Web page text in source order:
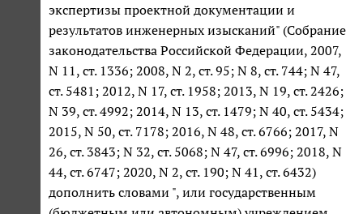
экспертизы проектной документации и
результатов инженерных изысканий" (Собрание
законодательства Российской Федерации, 2007,
N 11, ст. 1336; 2008, N 2, ст. 95; N 8, ст. 744; N 47,
ст. 5481; 2012, N 17, ст. 1958; 2013, N 19, ст. 2426;
N 39, ст. 4992; 2014, N 13, ст. 1479; N 40, ст. 5434;
2015, N 50, ст. 7178; 2016, N 48, ст. 6766; 2017, N
26, ст. 3843; N 32, ст. 5068; N 47, ст. 6996; 2018, N
44, ст. 6747; 2020, N 2, ст. 190; N 41, ст. 6432)
дополнить словами ", или государственным